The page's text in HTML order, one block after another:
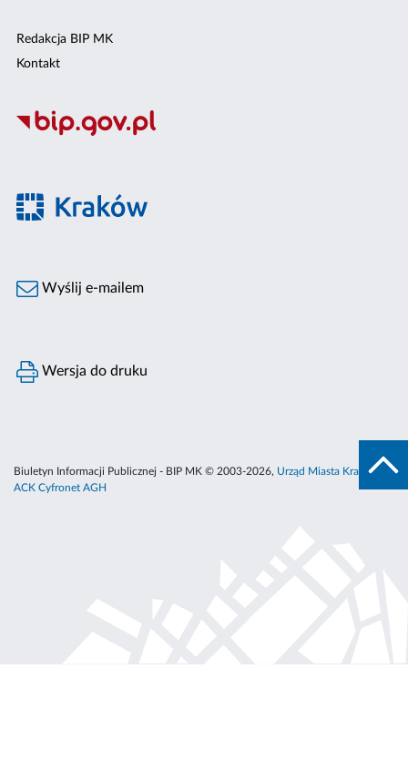
Redakcja BIP MK
Kontakt
Wyślij e-mailem
Wersja do druku
Biuletyn Informacji Publicznej - BIP MK © 2003-2026, Urząd Miasta Krakowa
ACK Cyfronet AGH